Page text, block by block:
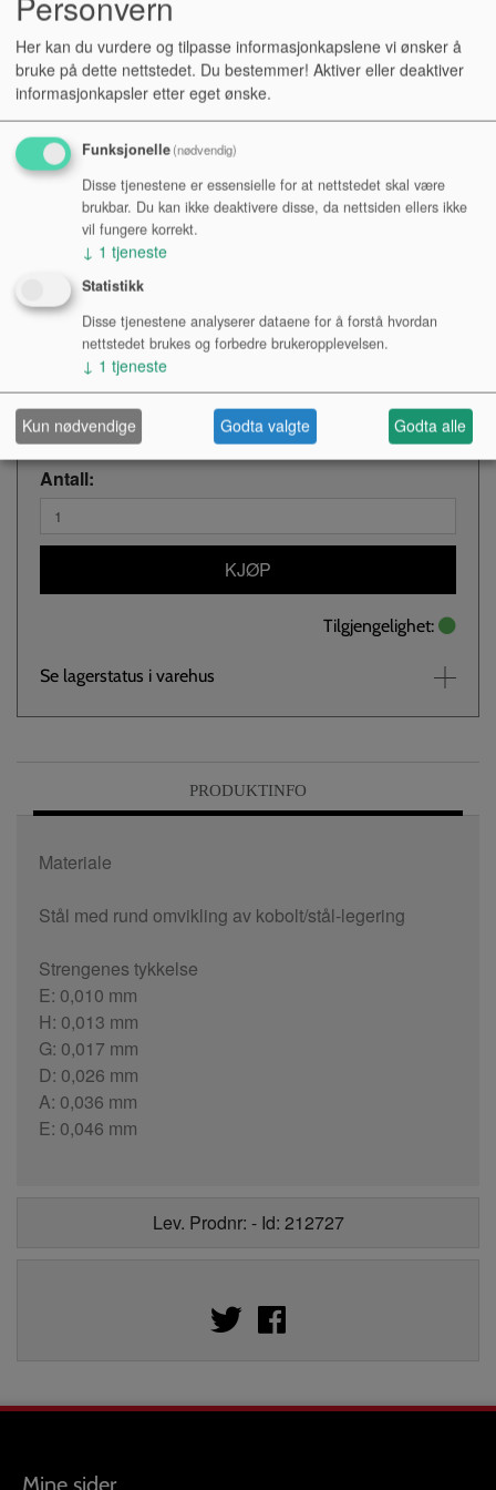
Høyere output
Lysere og mere klar diskant
Fyldigere og mere definert bunn
Bedre attack
Bedre sustain
Mere fokus på midtområdet
Større fleksibilitet og bøyelighet
Myke og behagelige strenger
Svette- og fukt-resistente
Bevarer den gode lyd i lengere tid
Beta-testet av John Petrucci, Slash, Steve Morse, Joe
Bonamassa m. fl.
Kr 144,-
NOK
Antall:
KJØP
Tilgjengelighet:
Se lagerstatus i varehus
PRODUKTINFO
Materiale
Stål med rund omvikling av kobolt/stål-legering
Strengenes tykkelse
E: 0,010 mm
H: 0,013 mm
G: 0,017 mm
D: 0,026 mm
A: 0,036 mm
E: 0,046 mm
Lev. Prodnr: - Id: 212727
Her kan du vurdere og tilpasse informasjonkapslene vi ønsker å
bruke på dette nettstedet. Du bestemmer! Aktiver eller deaktiver
informasjonkapsler etter eget ønske.
Funksjonelle(nødvendig)
Disse tjenestene er essensielle for at nettstedet skal være
brukbar. Du kan ikke deaktivere disse, da nettsiden ellers ikke
vil fungere korrekt.
↓ 1 tjeneste
Statistikk
Disse tjenestene analyserer dataene for å forstå hvordan
nettstedet brukes og forbedre brukeropplevelsen.
↓ 1 tjeneste
Kun nødvendige Godta valgte Godta alle